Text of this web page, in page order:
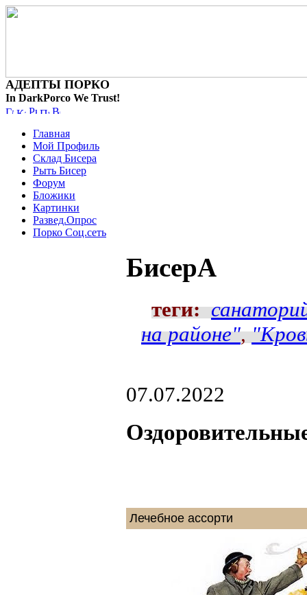
АДЕПТЫ ПОРКО
In DarkPorco We Trust!
Главная
Мой Профиль
Склад Бисера
Рыть Бисер
Форум
Бложики
Картинки
Развед.Опрос
Порко Соц.сеть
БисерА
теги:
на районе",
07.07.2022
Лечебное ассорти